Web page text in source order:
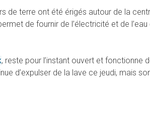
de terre ont été érigés autour de la
de fournir de l’électricité et de
, reste pour l’instant ouvert et fonctionne
d’expulser de la lave ce jeudi, mais